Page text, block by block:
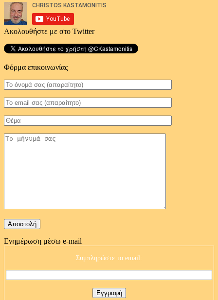
Ακολουθήστε με στο Twitter
Φόρμα επικοινωνίας
Ενημέρωση μέσω e-mail
Συμπληρώστε το email: